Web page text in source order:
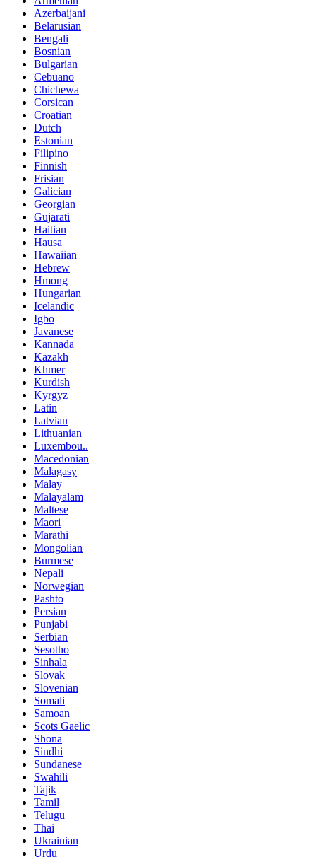
Azerbaijani
Belarusian
Bengali
Bosnian
Bulgarian
Cebuano
Chichewa
Corsican
Croatian
Dutch
Estonian
Filipino
Finnish
Frisian
Galician
Georgian
Gujarati
Haitian
Hausa
Hawaiian
Hebrew
Hmong
Hungarian
Icelandic
Igbo
Javanese
Kannada
Kazakh
Khmer
Kurdish
Kyrgyz
Latin
Latvian
Lithuanian
Luxembou..
Macedonian
Malagasy
Malay
Malayalam
Maltese
Maori
Marathi
Mongolian
Burmese
Nepali
Norwegian
Pashto
Persian
Punjabi
Serbian
Sesotho
Sinhala
Slovak
Slovenian
Somali
Samoan
Scots Gaelic
Shona
Sindhi
Sundanese
Swahili
Tajik
Tamil
Telugu
Thai
Ukrainian
Urdu